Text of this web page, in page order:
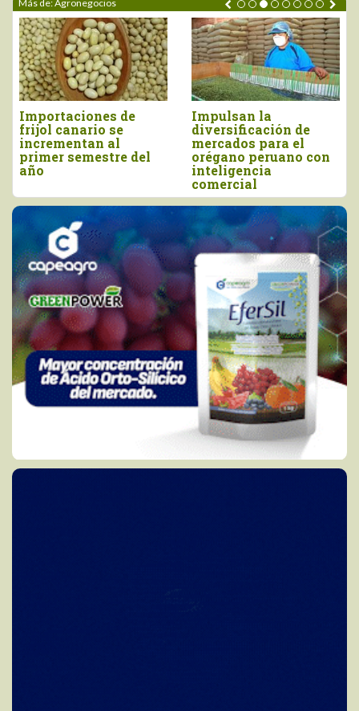
Más de: Agronegocios
Importaciones de
frijol canario se
incrementan al
primer semestre del
año
Impulsan la
diversificación de
mercados para el
orégano peruano con
inteligencia
comercial